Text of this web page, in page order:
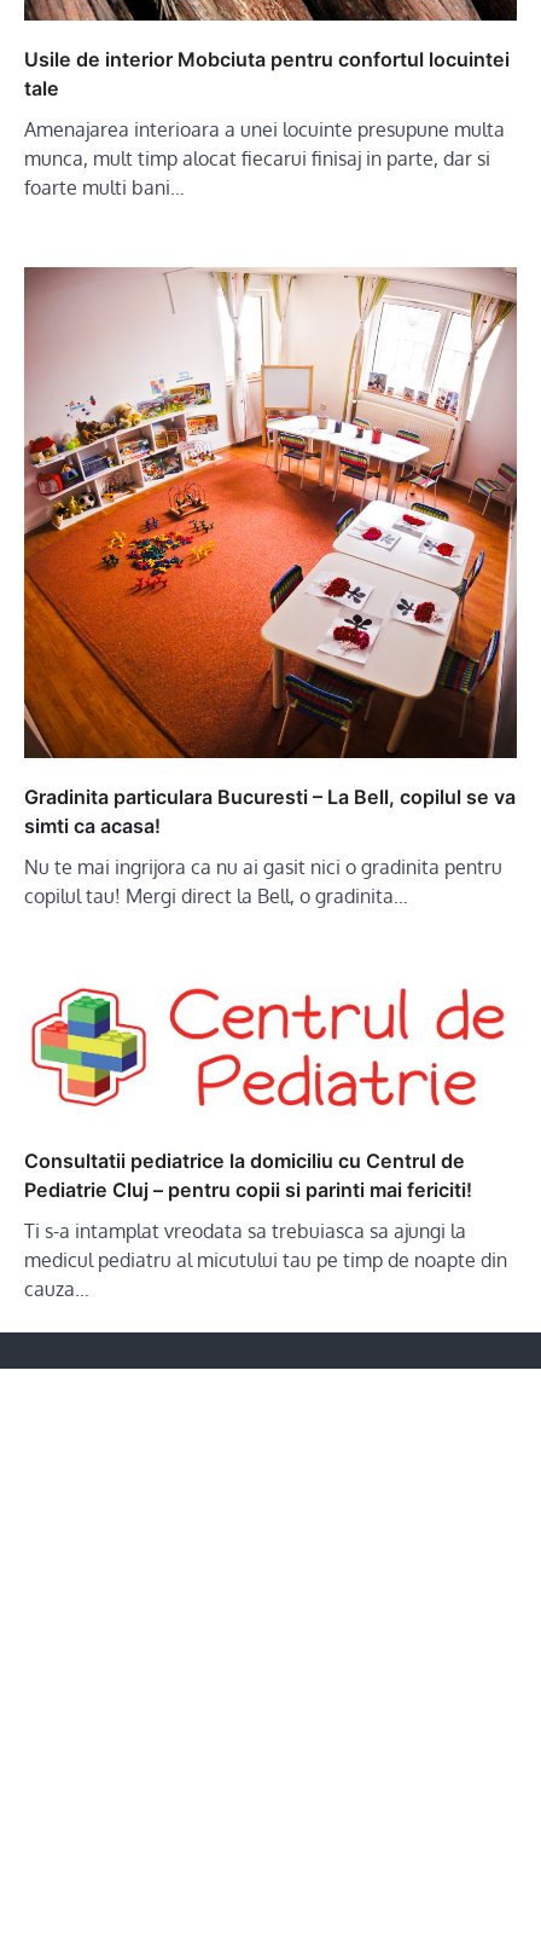
Usile de interior Mobciuta pentru confortul locuintei
tale
Amenajarea interioara a unei locuinte presupune multa
munca, mult timp alocat fiecarui finisaj in parte, dar si
foarte multi bani…
Gradinita particulara Bucuresti – La Bell, copilul se va
simti ca acasa!
Nu te mai ingrijora ca nu ai gasit nici o gradinita pentru
copilul tau! Mergi direct la Bell, o gradinita…
Consultatii pediatrice la domiciliu cu Centrul de
Pediatrie Cluj – pentru copii si parinti mai fericiti!
Ti s-a intamplat vreodata sa trebuiasca sa ajungi la
medicul pediatru al micutului tau pe timp de noapte din
cauza…